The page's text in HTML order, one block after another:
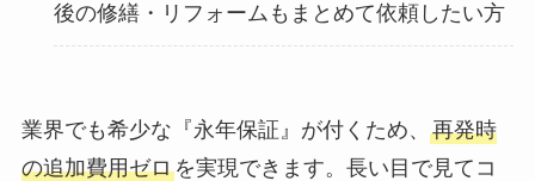
後の修繕・リフォームもまとめて依頼したい方
業界でも希少な『永年保証』が付くため、 再発時
の追加費用ゼロを実現できます。長い目で見てコ